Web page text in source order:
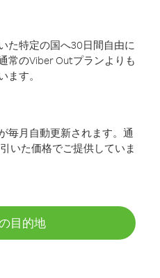
た特定の国へ30日間自由に
常のViber Outプランよりも
ます。
毎月自動更新されます。通
いた価格でご提供していま
目的地